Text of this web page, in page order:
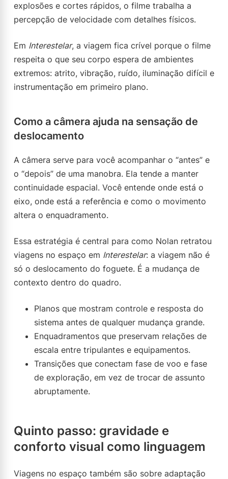
explosões e cortes rápidos, o filme trabalha a
percepção de velocidade com detalhes físicos.
Em Interestelar, a viagem fica crível porque o filme
respeita o que seu corpo espera de ambientes
extremos: atrito, vibração, ruído, iluminação difícil e
instrumentação em primeiro plano.
Como a câmera ajuda na sensação de
deslocamento
A câmera serve para você acompanhar o “antes” e
o “depois” de uma manobra. Ela tende a manter
continuidade espacial. Você entende onde está o
eixo, onde está a referência e como o movimento
altera o enquadramento.
Essa estratégia é central para como Nolan retratou
viagens no espaço em Interestelar: a viagem não é
só o deslocamento do foguete. É a mudança de
contexto dentro do quadro.
Planos que mostram controle e resposta do
sistema antes de qualquer mudança grande.
Enquadramentos que preservam relações de
escala entre tripulantes e equipamentos.
Transições que conectam fase de voo e fase
de exploração, em vez de trocar de assunto
abruptamente.
Quinto passo: gravidade e
conforto visual como linguagem
Viagens no espaço também são sobre adaptação